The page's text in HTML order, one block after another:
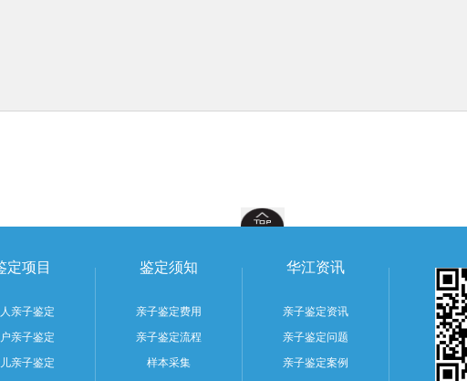
定项目
亲子鉴定
亲子鉴定
亲子鉴定
鉴定须知
亲子鉴定费用
亲子鉴定流程
样本采集
华江资讯
亲子鉴定资讯
亲子鉴定问题
亲子鉴定案例